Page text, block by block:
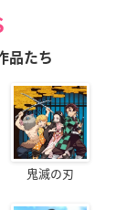
品たち
鬼滅の刃